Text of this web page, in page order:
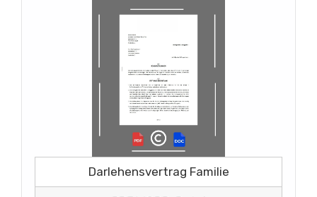
Darlehensvertrag Familie